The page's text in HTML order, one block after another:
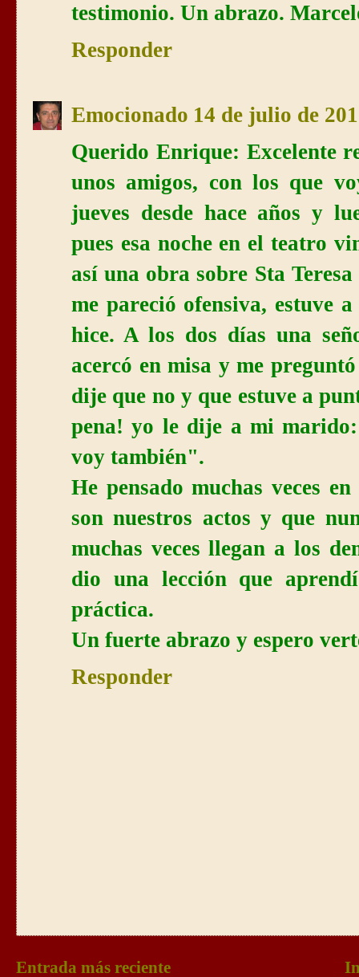
testimonio. Un abrazo.
Responder
Emocionado 14 de julio de
Querido Enrique: Excelente
unos amigos, con los que
jueves desde hace años y
pues esa noche en el teatro
así una obra sobre Sta
me pareció ofensiva, estuve
hice. A los dos días una
acercó en misa y me
dije que no y que estuve a
pena! yo le dije a mi marido:
voy también".
He pensado muchas veces
son nuestros actos y que
muchas veces llegan a los
dio una lección que
práctica.
Un fuerte abrazo y espero
Responder
Entrada más reciente